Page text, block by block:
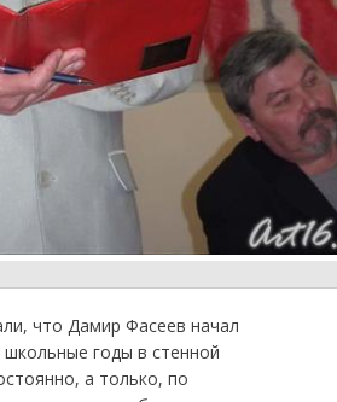
что Дамир Фасеев начал
годы в стенной
а только, по